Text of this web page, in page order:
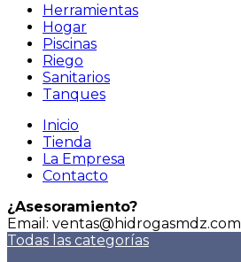
Herramientas
Hogar
Piscinas
Riego
Sanitarios
Tanques
Inicio
Tienda
La Empresa
Contacto
¿Asesoramiento?
Email: ventas@hidrogasmdz.com
Todas las categorías